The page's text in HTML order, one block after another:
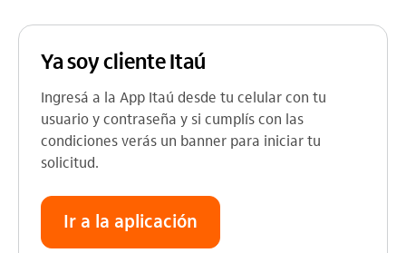
Ya soy cliente Itaú
Ingresá a la App Itaú desde tu celular con tu
usuario y contraseña y si cumplís con las
condiciones verás un banner para iniciar tu
solicitud.
Ir a la aplicación